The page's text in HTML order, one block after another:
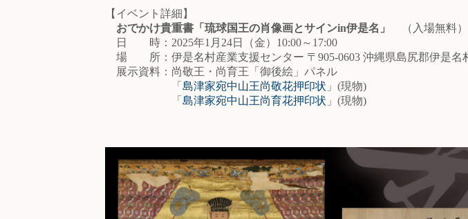
【イベント詳細】
おでかけ貴重書「琉球国王の肖像画とサインin伊是名」
（入場無料）
日 時：2025年1月24日（金）10:00～17:00
場 所：伊是名村産業支援センター 〒905-0603 沖縄県島尻郡伊是名
展示資料：尚敬王・尚育王「御後絵」パネル
「 島津家宛中山王尚敬花押印状 」(現物)
「 島津家宛中山王尚育花押印状 」(現物)